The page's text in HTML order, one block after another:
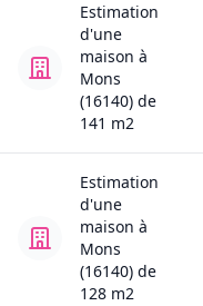
Estimation
d'une
maison à
Mons
(16140) de
141 m2
Estimation
d'une
maison à
Mons
(16140) de
128 m2